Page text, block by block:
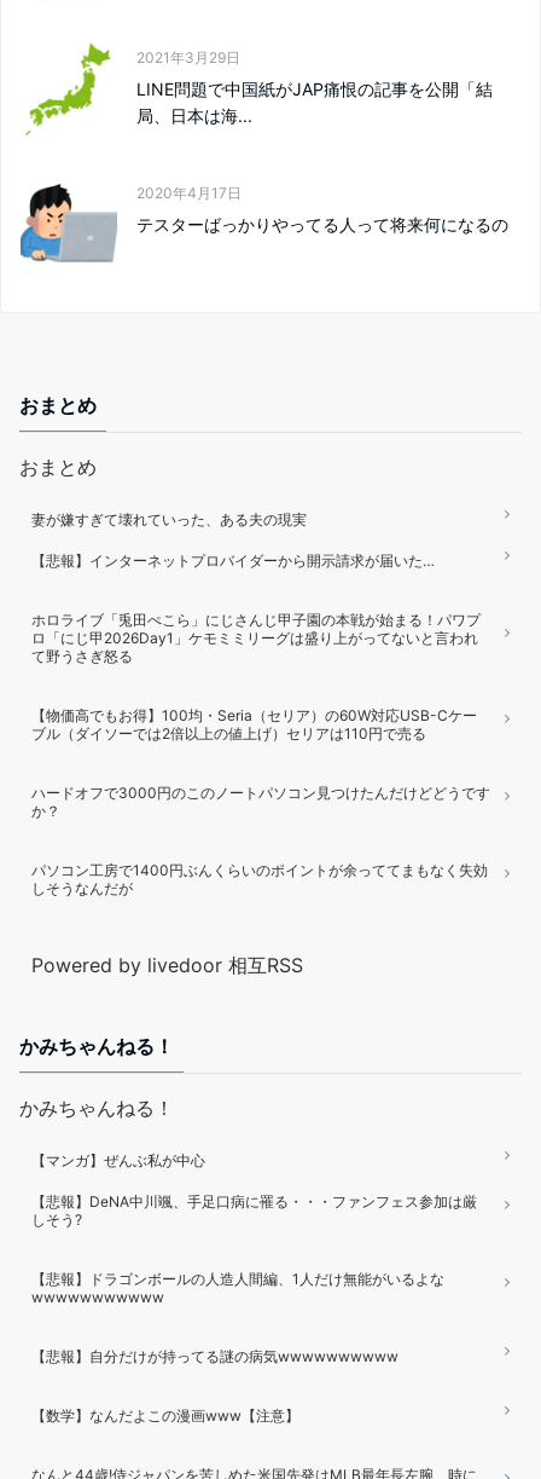
2021年3月29日
LINE問題で中国紙がJAP痛恨の記事を公開「結
局、日本は海...
2020年4月17日
テスターばっかりやってる人って将来何になるの
おまとめ
おまとめ
妻が嫌すぎて壊れていった、ある夫の現実
【悲報】インターネットプロバイダーから開示請求が届いた…
ホロライブ「兎田ぺこら」にじさんじ甲子園の本戦が始まる！パワプ
ロ「にじ甲2026Day1」ケモミミリーグは盛り上がってないと言われ
て野うさぎ怒る
【物価高でもお得】100均・Seria（セリア）の60W対応USB-Cケー
ブル（ダイソーでは2倍以上の値上げ）セリアは110円で売る
ハードオフで3000円のこのノートパソコン見つけたんだけどどうです
か？
パソコン工房で1400円ぶんくらいのポイントが余っててまもなく失効
しそうなんだが
Powered by livedoor 相互RSS
かみちゃんねる！
かみちゃんねる！
【マンガ】ぜんぶ私が中心
【悲報】DeNA中川颯、手足口病に罹る・・・ファンフェス参加は厳
しそう?
【悲報】ドラゴンボールの人造人間編、1人だけ無能がいるよな
wwwwwwwwwww
【悲報】自分だけが持ってる謎の病気wwwwwwwwww
【数学】なんだよこの漫画www【注意】
なんと44歳!侍ジャパンを苦しめた米国先発はMLB最年長左腕 時に